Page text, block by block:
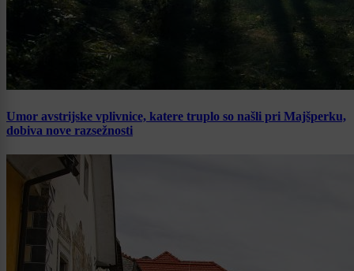
Umor avstrijske vplivnice, katere truplo so našli pri Majšperku,
dobiva nove razsežnosti